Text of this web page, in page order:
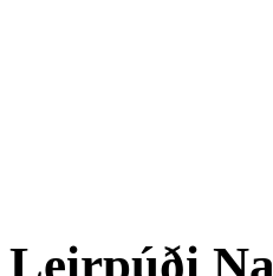
Leirpúði